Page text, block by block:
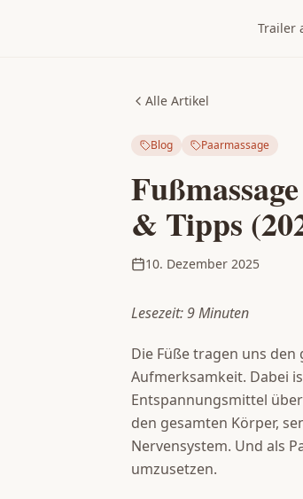
Trailer
Alle Artikel
Blog Paarmassage
& Tipps
10. Dezember 2025
Lesezeit: 9 Minuten
Die Füße tragen uns
Aufmerksamkeit. Dabei
Entspannungsmittel
den gesamten Körper,
Nervensystem. Und als
umzusetzen.